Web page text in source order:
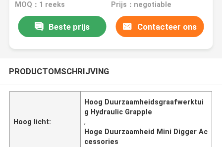
MOQ：1 reeks Prijs：negotiable
Beste prijs Contacteer ons
PRODUCTOMSCHRIJVING
Hoog licht:
Hoog Duurzaamheidsgraafwerktui
g Hydraulic Grapple
,
Hoge Duurzaamheid Mini Digger Ac
cessories